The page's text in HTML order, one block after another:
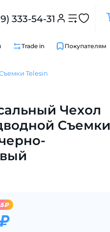
333-54-31
Trade in Покупателям
Telesin
Чехол
Съемки